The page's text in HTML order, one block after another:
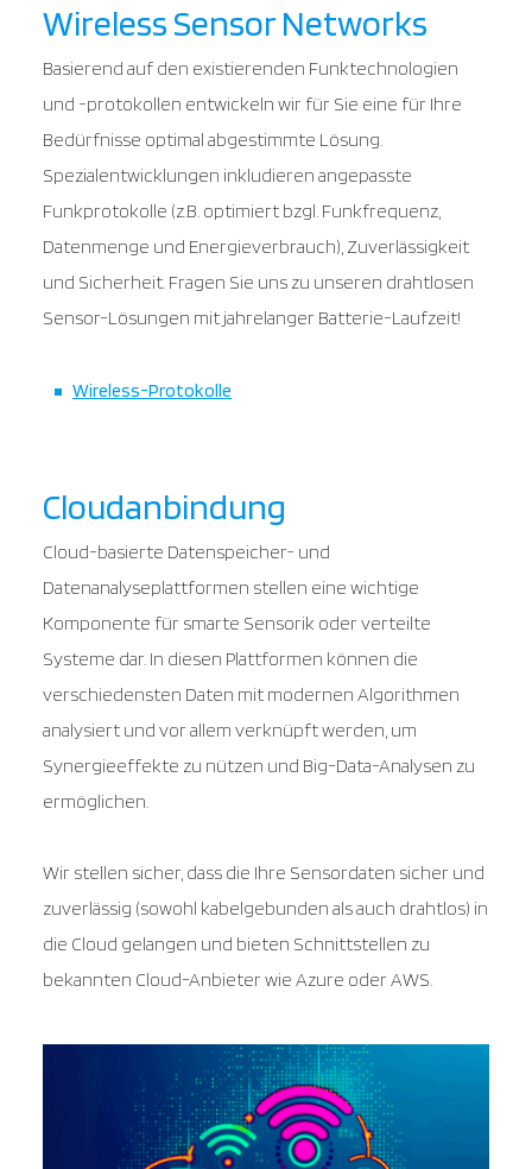
Wireless Sensor Networks
Basierend auf den existierenden Funktechnologien
und -protokollen entwickeln wir für Sie eine für Ihre
Bedürfnisse optimal abgestimmte Lösung.
Spezialentwicklungen inkludieren angepasste
Funkprotokolle (z.B. optimiert bzgl. Funkfrequenz,
Datenmenge und Energieverbrauch), Zuverlässigkeit
und Sicherheit. Fragen Sie uns zu unseren drahtlosen
Sensor-Lösungen mit jahrelanger Batterie-Laufzeit!
Wireless-Protokolle
Cloudanbindung
Cloud-basierte Datenspeicher- und
Datenanalyseplattformen stellen eine wichtige
Komponente für smarte Sensorik oder verteilte
Systeme dar. In diesen Plattformen können die
verschiedensten Daten mit modernen Algorithmen
analysiert und vor allem verknüpft werden, um
Synergieeffekte zu nützen und Big-Data-Analysen zu
ermöglichen.
Wir stellen sicher, dass die Ihre Sensordaten sicher und
zuverlässig (sowohl kabelgebunden als auch drahtlos) in
die Cloud gelangen und bieten Schnittstellen zu
bekannten Cloud-Anbieter wie Azure oder AWS.